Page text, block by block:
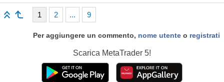
1 2 ... 9
Per aggiungere un commento, nome utente o registrati
Scarica MetaTrader 5!